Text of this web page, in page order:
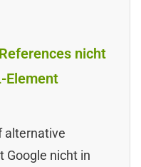
nicht
Element
alternative
Google nicht in